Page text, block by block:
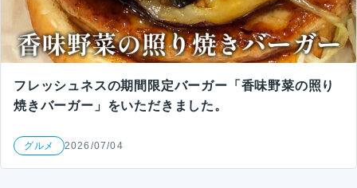
フレッシュネスの期間限定バーガー「香味野菜の照り
焼きバーガー」をいただきました。
グルメ 2026/07/04